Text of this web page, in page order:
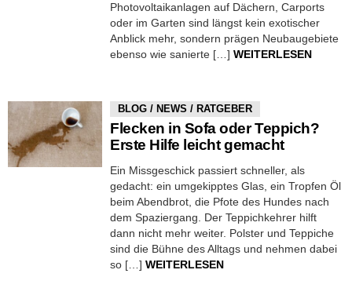
Photovoltaikanlagen auf Dächern, Carports
oder im Garten sind längst kein exotischer
Anblick mehr, sondern prägen Neubaugebiete
ebenso wie sanierte […] WEITERLESEN
BLOG / NEWS / RATGEBER
Flecken in Sofa oder Teppich?
Erste Hilfe leicht gemacht
Ein Missgeschick passiert schneller, als
gedacht: ein umgekipptes Glas, ein Tropfen Öl
beim Abendbrot, die Pfote des Hundes nach
dem Spaziergang. Der Teppichkehrer hilft
dann nicht mehr weiter. Polster und Teppiche
sind die Bühne des Alltags und nehmen dabei
so […] WEITERLESEN